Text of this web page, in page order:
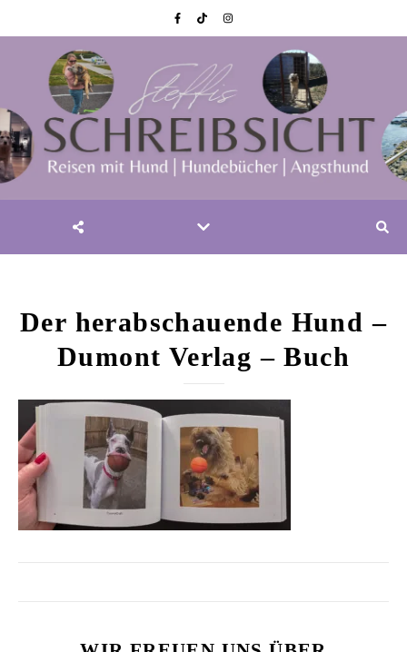
Der herabschauende Hund –
Dumont Verlag – Buch